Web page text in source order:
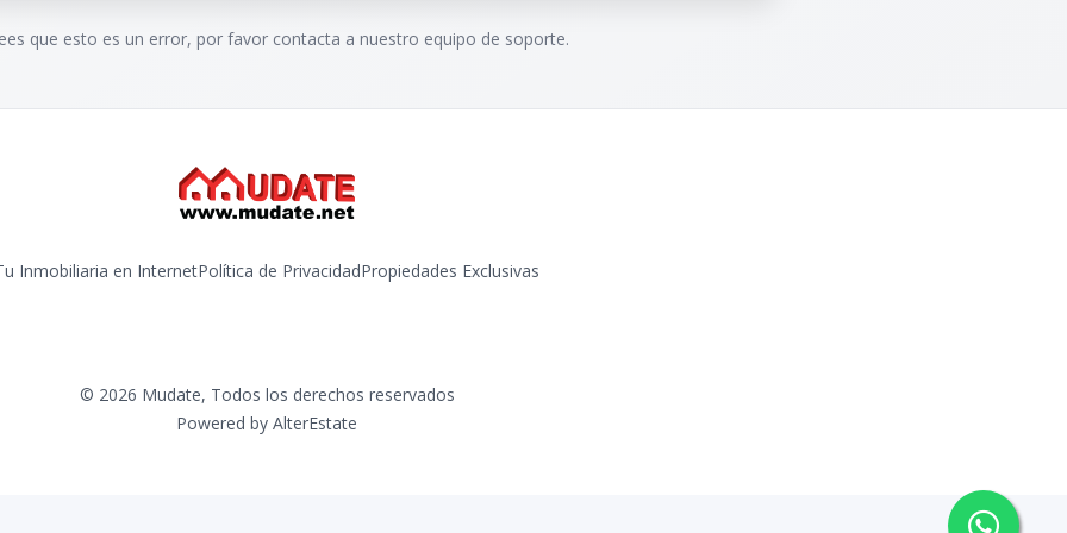
que esto es un error, por favor contacta a nuestro equipo de soporte.
Inmobiliaria en InternetPolítica de PrivacidadPropiedades Exclusivas
© 2026 Mudate, Todos los derechos reservados
Powered by AlterEstate